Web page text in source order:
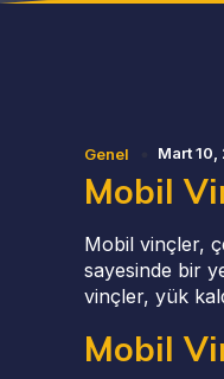
Genel Mart 10,
Mobil
Mobil vinçler,
sayesinde bir
vinçler, yük
Mobil